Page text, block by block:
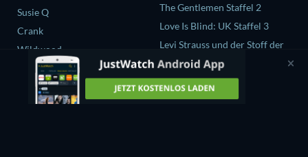
Susie Q
Crank
Wildwood
The Gentlemen Staffel 2
Love Is Blind: UK Staffel 3
Levi Strauss und der Stoff der
Träume Staffel 1
Chicago Fire Staffel 14